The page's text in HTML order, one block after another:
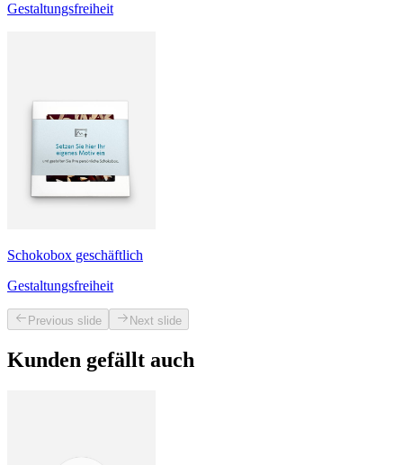
Gestaltungsfreiheit
Schokobox geschäftlich
Gestaltungsfreiheit
Previous slide Next slide
Kunden gefällt auch